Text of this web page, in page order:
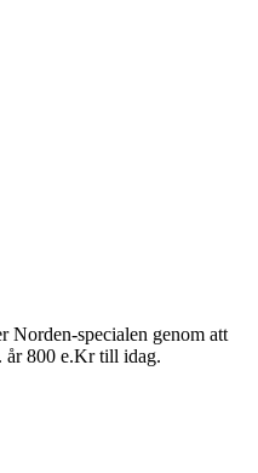
Norden-specialen genom att
år 800 e.Kr till idag.